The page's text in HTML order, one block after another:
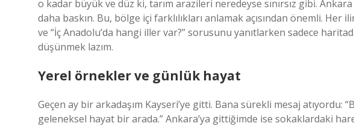
o kadar büyük ve düz ki, tarım arazileri neredeyse sınırsız gibi.
daha baskın. Bu, bölge içi farklılıkları anlamak açısından önemli.
ve “İç Anadolu’da hangi iller var?” sorusunu yanıtlarken sadece
düşünmek lazım.
Yerel örnekler ve günlük hayat
Geçen ay bir arkadaşım Kayseri’ye gitti. Bana sürekli mesaj atıyordu:
geleneksel hayat bir arada.” Ankara’ya gittiğimde ise sokaklardaki